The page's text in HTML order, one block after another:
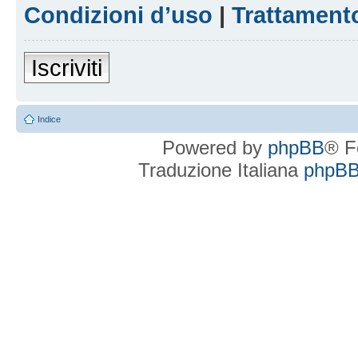
Condizioni d’uso |
Iscriviti
Indice
Powered by phpBB®
Traduzione Italiana